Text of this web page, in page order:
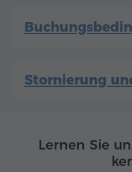
Stornierung
Lernen Sie